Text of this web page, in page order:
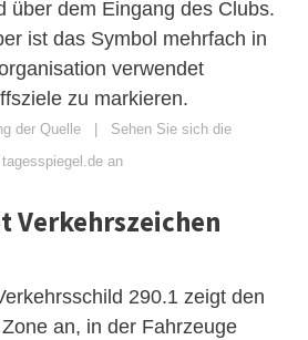
über dem Eingang des Clubs.
ist das Symbol mehrfach in
verwendet
zu markieren.
der Quelle
Sehen Sie sich die
an
Verkehrszeichen
290.1 zeigt den
an, in der Fahrzeuge